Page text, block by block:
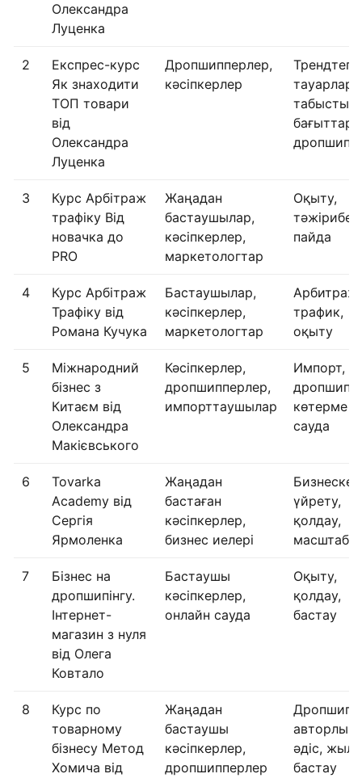
Олександра
Луценка
2
Експрес-курс
Як знаходити
ТОП товари
від
Олександра
Луценка
Дропшипперлер,
кәсіпкерлер
Трендтегі
тауарлар,
табысты
бағыттар,
3
Курс Арбітраж
трафіку Від
новачка до
PRO
Жаңадан
бастаушылар,
кәсіпкерлер,
маркетологтар
Оқыту,
тәжірибе,
пайда
4
Курс Арбітраж
Трафіку від
Романа Кучука
Бастаушылар,
кәсіпкерлер,
маркетологтар
Арбитраж,
трафик,
оқыту
5
Міжнародний
бізнес з
Китаєм від
Олександра
Макієвського
Кәсіпкерлер,
дропшипперлер,
импорттаушылар
Импорт,
көтерме
сауда
6
Tovarka
Academy від
Сергія
Ярмоленка
Жаңадан
бастаған
кәсіпкерлер,
бизнес иелері
Бизнеске
үйрету,
қолдау,
7
Бізнес на
дропшипінгу.
Інтернет-
магазин з нуля
від Олега
Ковтало
Бастаушы
кәсіпкерлер,
онлайн сауда
Оқыту,
қолдау,
бастау
8
Курс по
товарному
бізнесу Метод
Хомича від
Жаңадан
бастаушы
кәсіпкерлер,
дропшипперлер
авторлық
әдіс,
бастау